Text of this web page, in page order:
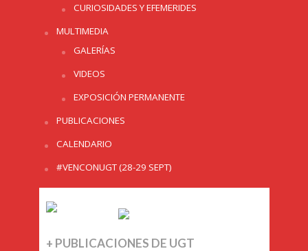
CURIOSIDADES Y EFEMERIDES
MULTIMEDIA
GALERÍAS
VIDEOS
EXPOSICIÓN PERMANENTE
PUBLICACIONES
CALENDARIO
#VENCONUGT (28-29 SEPT)
+ PUBLICACIONES DE UGT